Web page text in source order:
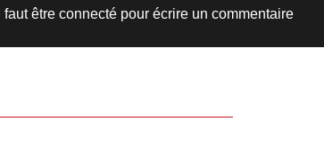
Il faut être connecté pour écrire un commentaire